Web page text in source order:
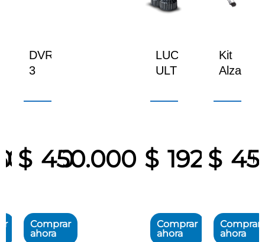
DVR
3
tipo
Touch
Screen
$ 450.000
Comprar
ahora
LUCES
ULT
32W-
$ 192.000
Comprar
ahora
Kit
eléctrico
$
Comprar
ahora